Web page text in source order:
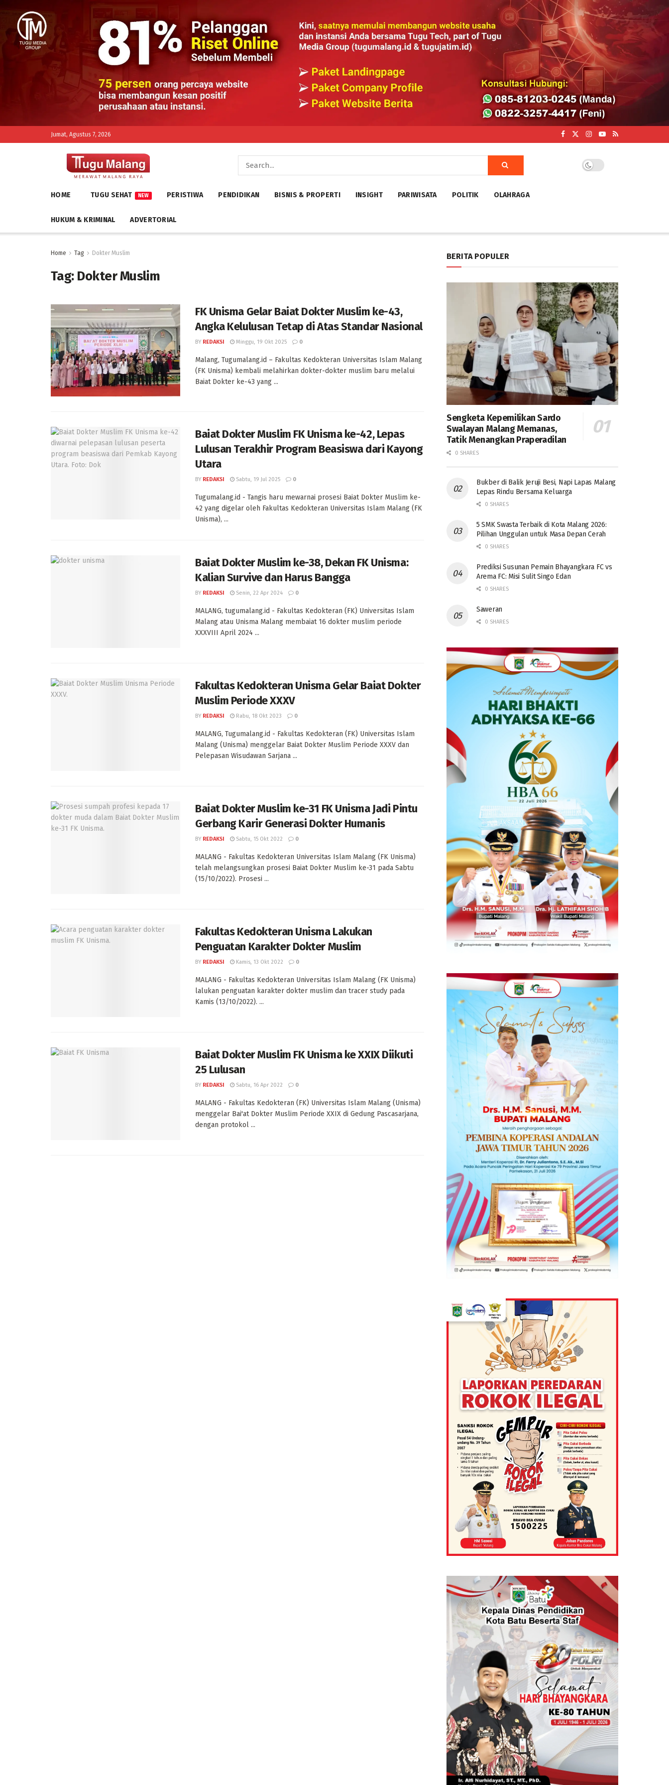
Jumat, Agustus 7, 2026
HOME TUGU SEHAT NEW PERISTIWA PENDIDIKAN BISNIS & PROPERTI INSIGHT PARIWISATA POLITIK OLAHRAGA
HUKUM & KRIMINAL ADVERTORIAL
Home Tag Dokter Muslim
Tag: Dokter Muslim
FK Unisma Gelar Baiat Dokter Muslim ke-43,
Angka Kelulusan Tetap di Atas Standar Nasional
BY REDAKSI Minggu, 19 Okt 2025 0
Malang, Tugumalang.id – Fakultas Kedokteran Universitas Islam Malang
(FK Unisma) kembali melahirkan dokter-dokter muslim baru melalui
Baiat Dokter ke-43 yang ...
Baiat Dokter Muslim FK Unisma ke-42, Lepas
Lulusan Terakhir Program Beasiswa dari Kayong
Utara
BY REDAKSI Sabtu, 19 Jul 2025 0
Tugumalang.id - Tangis haru mewarnai prosesi Baiat Dokter Muslim ke-
42 yang digelar oleh Fakultas Kedokteran Universitas Islam Malang (FK
Unisma), ...
Baiat Dokter Muslim ke-38, Dekan FK Unisma:
Kalian Survive dan Harus Bangga
BY REDAKSI Senin, 22 Apr 2024 0
MALANG, tugumalang.id - Fakultas Kedokteran (FK) Universitas Islam
Malang atau Unisma Malang membaiat 16 dokter muslim periode
XXXVIII April 2024 ...
Fakultas Kedokteran Unisma Gelar Baiat Dokter
Muslim Periode XXXV
BY REDAKSI Rabu, 18 Okt 2023 0
MALANG, Tugumalang.id - Fakultas Kedokteran (FK) Universitas Islam
Malang (Unisma) menggelar Baiat Dokter Muslim Periode XXXV dan
Pelepasan Wisudawan Sarjana ...
Baiat Dokter Muslim ke-31 FK Unisma Jadi Pintu
Gerbang Karir Generasi Dokter Humanis
BY REDAKSI Sabtu, 15 Okt 2022 0
MALANG - Fakultas Kedokteran Universitas Islam Malang (FK Unisma)
telah melangsungkan prosesi Baiat Dokter Muslim ke-31 pada Sabtu
(15/10/2022). Prosesi ...
Fakultas Kedokteran Unisma Lakukan
Penguatan Karakter Dokter Muslim
BY REDAKSI Kamis, 13 Okt 2022 0
MALANG - Fakultas Kedokteran Universitas Islam Malang (FK Unisma)
lalukan penguatan karakter dokter muslim dan tracer study pada
Kamis (13/10/2022). ...
Baiat Dokter Muslim FK Unisma ke XXIX Diikuti
25 Lulusan
BY REDAKSI Sabtu, 16 Apr 2022 0
MALANG - Fakultas Kedokteran (FK) Universitas Islam Malang (Unisma)
menggelar Bai'at Dokter Muslim Periode XXIX di Gedung Pascasarjana,
dengan protokol ...
BERITA POPULER
Sengketa Kepemilikan Sardo
Swalayan Malang Memanas,
Tatik Menangkan Praperadilan
0 SHARES
Bukber di Balik Jeruji Besi, Napi Lapas Malang
Lepas Rindu Bersama Keluarga
0 SHARES
5 SMK Swasta Terbaik di Kota Malang 2026:
Pilihan Unggulan untuk Masa Depan Cerah
0 SHARES
Prediksi Susunan Pemain Bhayangkara FC vs
Arema FC: Misi Sulit Singo Edan
0 SHARES
Saweran
0 SHARES